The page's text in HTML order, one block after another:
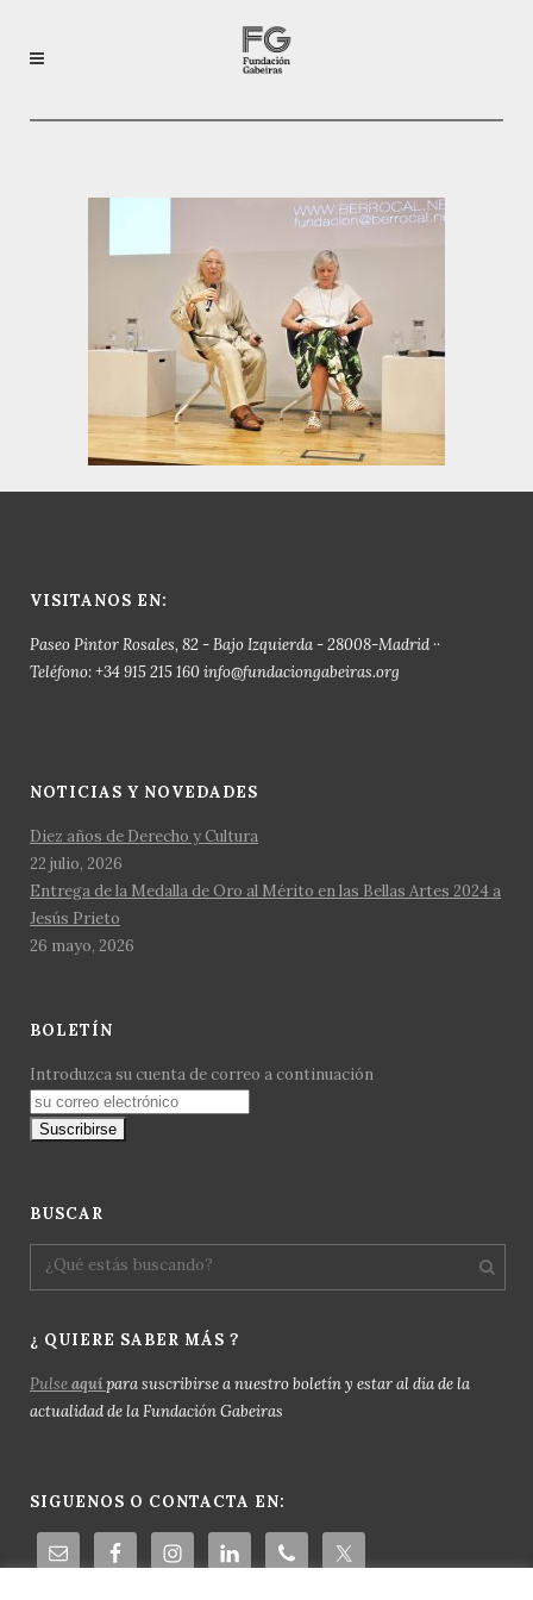
VISITANOS EN:
Paseo Pintor Rosales, 82 - Bajo Izquierda - 28008-Madrid ··
Teléfono: +34 915 215 160 info@fundaciongabeiras.org
NOTICIAS Y NOVEDADES
Diez años de Derecho y Cultura
22 julio, 2026
Entrega de la Medalla de Oro al Mérito en las Bellas Artes 2024 a
Jesús Prieto
26 mayo, 2026
BOLETÍN
Introduzca su cuenta de correo a continuación
BUSCAR
¿ QUIERE SABER MÁS ?
Pulseaquípara suscribirse a nuestro boletín y estar al día de la
actualidad de la Fundación Gabeiras
SIGUENOS O CONTACTA EN: